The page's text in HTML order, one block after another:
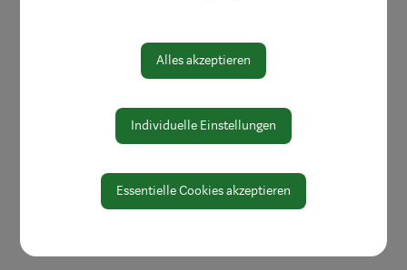
Interaktiver Stadtplan
Broschüren & Karten
Alles akzeptieren
Individuelle Einstellungen
Essentielle Cookies akzeptieren